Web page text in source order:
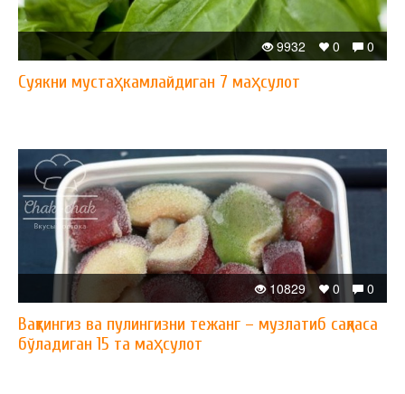
0
0
9932
Суякни мустаҳкамлайдиган 7 маҳсулот
0
0
10829
Вақтингиз ва пулингизни тежанг – музлатиб сақласа
бўладиган 15 та маҳсулот